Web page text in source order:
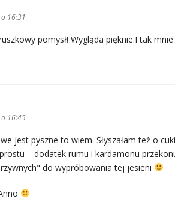
16:31
pomysł! Wygląda pięknie.I tak
16:45
jest pyszne to wiem. Słyszałam też o
– dodatek rumu i kardamonu
do wypróbowania tej jesieni